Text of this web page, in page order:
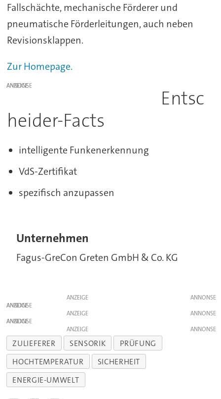
Fallschächte, mechanische Förderer und
pneumatische Förderleitungen, auch neben
Revisionsklappen.
Zur Homepage.
ANZEIGE
Entsc
heider-Facts
intelligente Funkenerkennung
VdS-Zertifikat
spezifisch anzupassen
Unternehmen
Fagus-GreCon Greten GmbH & Co. KG
ANZEIGE
ANZEIGE
ANZEIGE
ANZEIGE
ANZEIGE
ZULIEFERER SENSORIK
PRÜFUNG
HOCHTEMPERATUR
SICHERHEIT
ENERGIE-UMWELT